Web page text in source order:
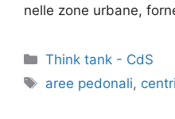
nelle zone urbane,
Categorie
Think tank - CdS
Tag
aree pedonali,